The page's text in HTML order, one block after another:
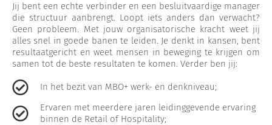
Jij bent een echte verbinder en een besluitvaardige manager
die structuur aanbrengt. Loopt iets anders dan verwacht?
Geen probleem. Met jouw organisatorische kracht weet jij
alles snel in goede banen te leiden. Je denkt in kansen, bent
resultaatgericht en weet mensen in beweging te krijgen om
samen tot de beste resultaten te komen. Verder ben jij:
In het bezit van MBO+ werk- en denkniveau;
Ervaren met meerdere jaren leidinggevende ervaring
binnen de Retail of Hospitality;